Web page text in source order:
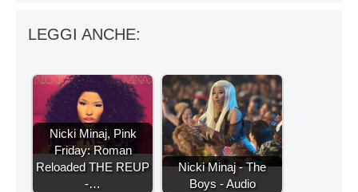
LEGGI ANCHE:
Nicki Minaj, Pink
Friday: Roman
Reloaded THE REUP
-…
Nicki Minaj - The
Boys - Audio